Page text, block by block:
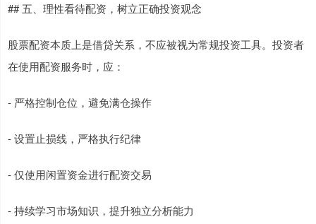
## 五、理性看待配资，树立正确投资观念
股票配资本质上是借贷关系，不应被视为常规投资工具。投资者
在使用配资服务时，应：
- 严格控制仓位，避免满仓操作
- 设置止损线，严格执行纪律
- 仅使用闲置资金进行配资交易
- 持续学习市场知识，提升独立分析能力